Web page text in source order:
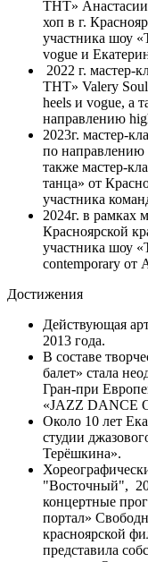
ТНТ»
хоп в г.
участника шоу
vogue и
2022 г. мастер-
ТНТ» Valery
heels и vogue, а
направлению
2023г. мастер-
по направлению
также мастер-
танца» от
участника
2024г. в рамках
Красноярской
участника шоу
contemporary от
Достижения
Действующая
2013 года.
В составе
балет» стала
Гран-при
«JAZZ DANCE
Около 10 лет
студии
Терёшкина».
"Восточный",
концертные
портал»
красноярской
представила